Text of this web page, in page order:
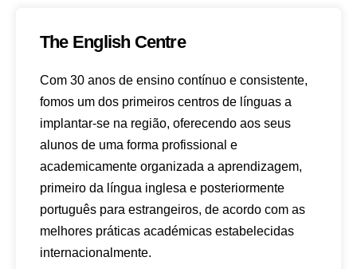
The English Centre
Com 30 anos de ensino contínuo e consistente,
fomos um dos primeiros centros de línguas a
implantar-se na região, oferecendo aos seus
alunos de uma forma profissional e
academicamente organizada a aprendizagem,
primeiro da língua inglesa e posteriormente
português para estrangeiros, de acordo com as
melhores práticas académicas estabelecidas
internacionalmente.